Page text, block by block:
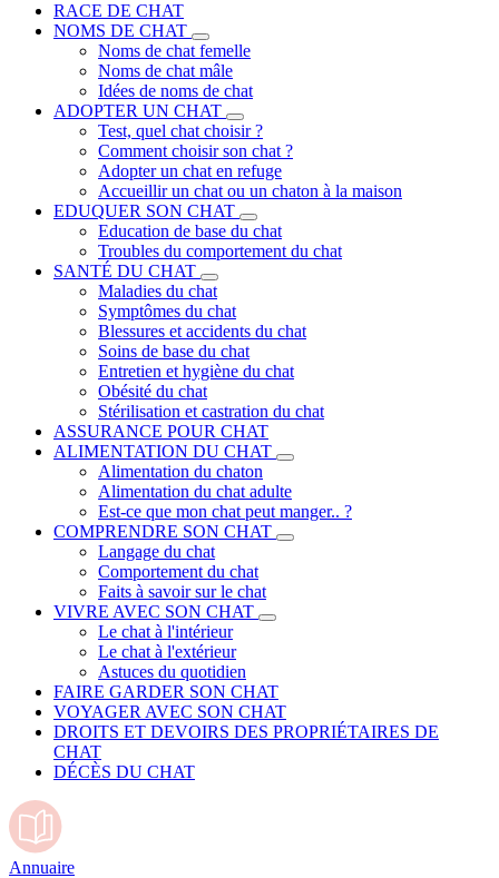
RACE DE CHAT
NOMS DE CHAT
Noms de chat femelle
Noms de chat mâle
Idées de noms de chat
ADOPTER UN CHAT
Test, quel chat choisir ?
Comment choisir son chat ?
Adopter un chat en refuge
Accueillir un chat ou un chaton à la maison
EDUQUER SON CHAT
Education de base du chat
Troubles du comportement du chat
SANTÉ DU CHAT
Maladies du chat
Symptômes du chat
Blessures et accidents du chat
Soins de base du chat
Entretien et hygiène du chat
Obésité du chat
Stérilisation et castration du chat
ASSURANCE POUR CHAT
ALIMENTATION DU CHAT
Alimentation du chaton
Alimentation du chat adulte
Est-ce que mon chat peut manger.. ?
COMPRENDRE SON CHAT
Langage du chat
Comportement du chat
Faits à savoir sur le chat
VIVRE AVEC SON CHAT
Le chat à l'intérieur
Le chat à l'extérieur
Astuces du quotidien
FAIRE GARDER SON CHAT
VOYAGER AVEC SON CHAT
DROITS ET DEVOIRS DES PROPRIÉTAIRES DE
CHAT
DÉCÈS DU CHAT
Annuaire